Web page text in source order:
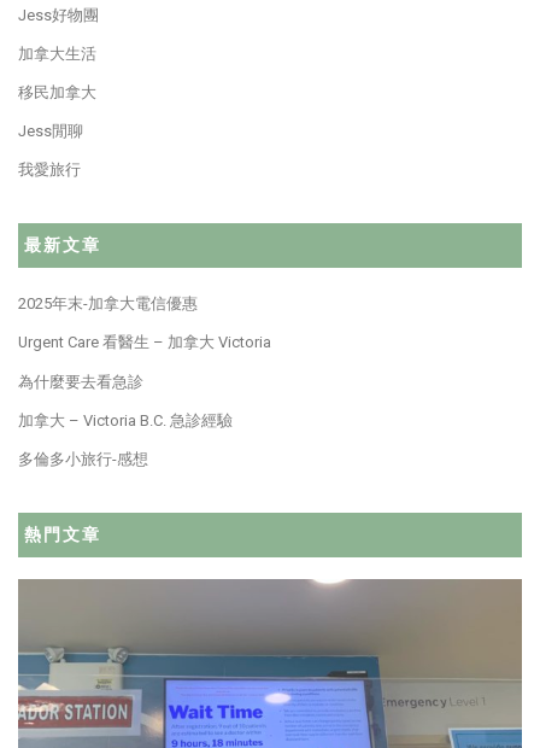
Jess好物團
加拿大生活
移民加拿大
Jess閒聊
我愛旅行
最新文章
2025年末-加拿大電信優惠
Urgent Care 看醫生 – 加拿大 Victoria
為什麼要去看急診
加拿大 – Victoria B.C. 急診經驗
多倫多小旅行-感想
熱門文章